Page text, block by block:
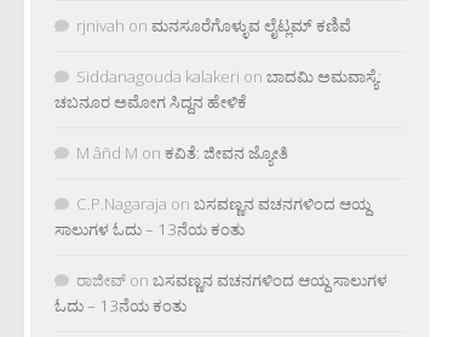
rjnivah on ಮನಸೂರೆಗೊಳ್ಳುವ ಲೈಟ್ಲಮ್ ಕಣಿವೆ
Siddanagouda kalakeri on ಬಾದಮಿ ಅಮವಾಸ್ಯೆ:
ಚಬನೂರ ಅಮೋಗ ಸಿದ್ದನ ಹೇಳಿಕೆ
M âñd M on ಕವಿತೆ: ಜೀವನ ಜ್ಯೋತಿ
C.P.Nagaraja on ಬಸವಣ್ಣನ ವಚನಗಳಿಂದ ಆಯ್ದ
ಸಾಲುಗಳ ಓದು – 13ನೆಯ ಕಂತು
ರಾಜೀವ್ on ಬಸವಣ್ಣನ ವಚನಗಳಿಂದ ಆಯ್ದ ಸಾಲುಗಳ
ಓದು – 13ನೆಯ ಕಂತು